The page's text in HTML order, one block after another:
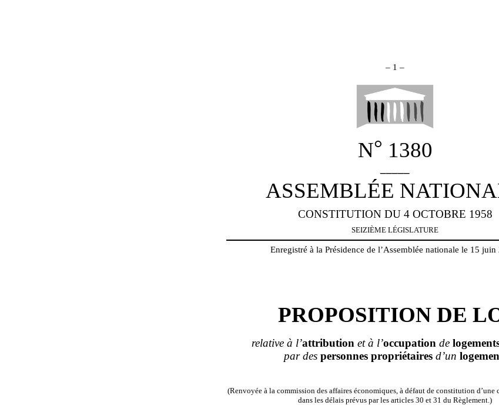
– 1 –
N° 1380
ASSEMBLÉE
CONSTITUTION DU 4 OCTOBRE 1958
SEIZIÈME LÉGISLATURE
Enregistré à la Présidence de l’Assemblée nationale le 15 juin
PROPOSITION DE
relative à l’attribution et à l’occupation de
par des personnes propriétaires d’un
(Renvoyée à la commission des affaires économiques, à défaut de constitution d’une
dans les délais prévus par les articles 30 et 31 du Règlement.)